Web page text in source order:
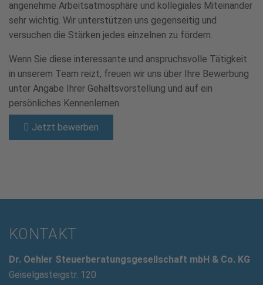
angenehme Arbeitsatmosphäre und kollegiales Miteinander
sehr wichtig. Wir unterstützen uns gegenseitig und
versuchen die Stärken jedes einzelnen zu fördern.
Wenn Sie diese interessante und anspruchsvolle Tätigkeit
in unserem Team reizt, freuen wir uns über Ihre Bewerbung
unter Angabe Ihrer Gehaltsvorstellung und auf ein
persönliches Kennenlernen.
Jetzt bewerben
KONTAKT
Dr. Oehler Steuerberatungsgesellschaft mbH & Co. KG
Geiselgasteigstr. 120